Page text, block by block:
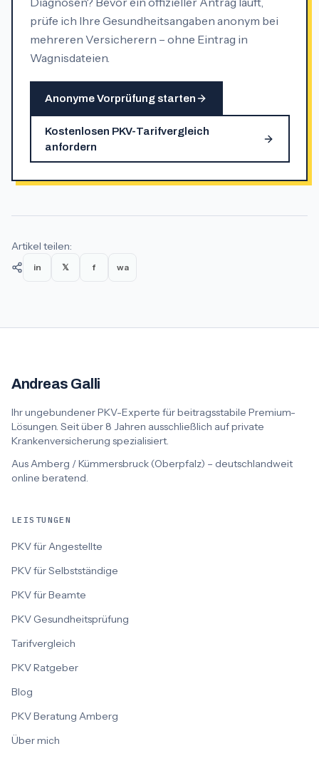
prüfe ich Ihre Gesundheitsangaben anonym bei
mehreren Versicherern – ohne Eintrag in
Wagnisdateien.
Anonyme Vorprüfung starten
Kostenlosen PKV-Tarifvergleich
anfordern
Artikel teilen:
in 𝕏 f wa
Andreas Galli
Ihr ungebundener PKV-Experte für beitragsstabile Premium-
Lösungen. Seit über 8 Jahren ausschließlich auf private
Krankenversicherung spezialisiert.
Aus Amberg / Kümmersbruck (Oberpfalz) – deutschlandweit
online beratend.
LEISTUNGEN
PKV für Angestellte
PKV für Selbstständige
PKV für Beamte
PKV Gesundheitsprüfung
Tarifvergleich
PKV Ratgeber
Blog
PKV Beratung Amberg
Über mich